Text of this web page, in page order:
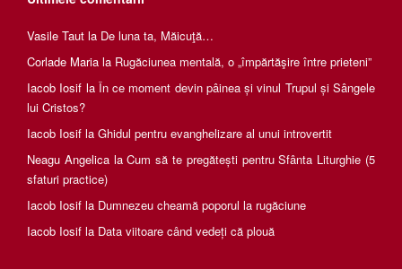
Vasile Taut la De luna ta, Măicuţă…
Corlade Maria la Rugăciunea mentală, o „împărtăşire între prieteni”
Iacob Iosif la În ce moment devin pâinea și vinul Trupul și Sângele
lui Cristos?
Iacob Iosif la Ghidul pentru evanghelizare al unui introvertit
Neagu AngelicalaCum să te pregătești pentru Sfânta Liturghie (5
sfaturi practice)
Iacob Iosif la Dumnezeu cheamă poporul la rugăciune
Iacob Iosif la Data viitoare când vedeți că plouă